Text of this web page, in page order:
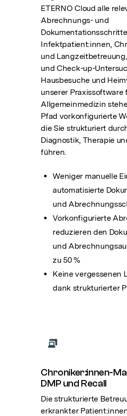
ETERNO Cloud alle
Abrechnungs- und
Infektpatient:innen,
und
und Check-up-
Hausbesuche und
unserer Praxissoftware
Allgemeinmedizin
Pfad vorkonfigurierte
die Sie strukturiert
Diagnostik, Therapie
führen.
Weniger manuelle
automatisierte
und
Vorkonfigurierte
reduzieren den
und
zu 50 %
Keine vergessenen
dank strukturierter
Chroniker:innen-
DMP und Recall
Die strukturierte
erkrankter